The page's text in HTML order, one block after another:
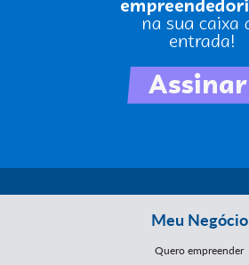
Meu Negócio
Quero empreender